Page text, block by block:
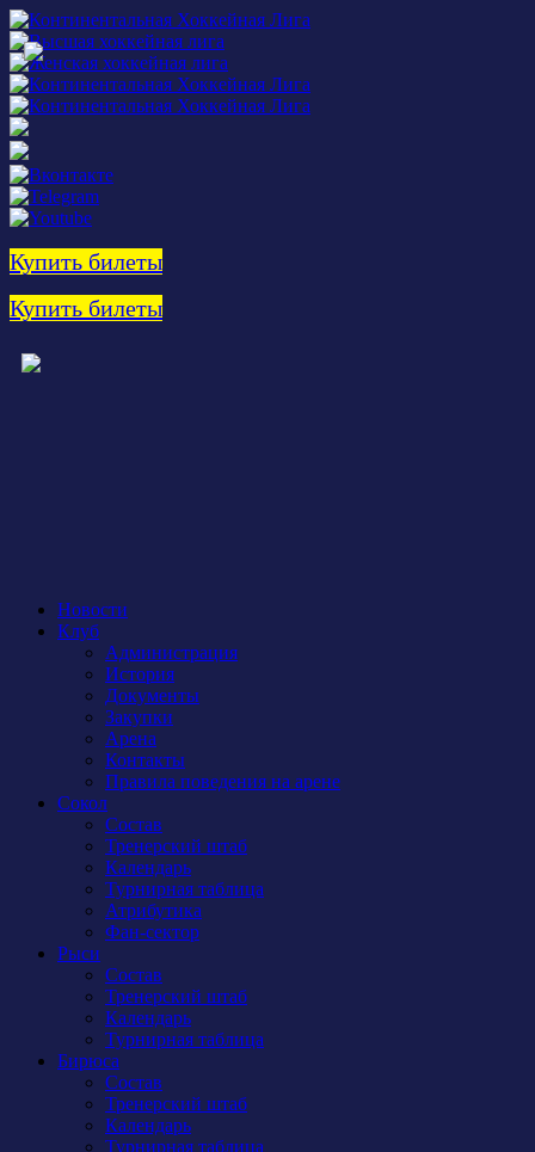
Купить билеты
Купить билеты
Новости
Клуб
Администрация
История
Документы
Закупки
Арена
Контакты
Правила поведения на арене
Сокол
Состав
Тренерский штаб
Календарь
Турнирная таблица
Атрибутика
Фан-сектор
Рыси
Состав
Тренерский штаб
Календарь
Турнирная таблица
Бирюса
Состав
Тренерский штаб
Календарь
Турнирная таблица